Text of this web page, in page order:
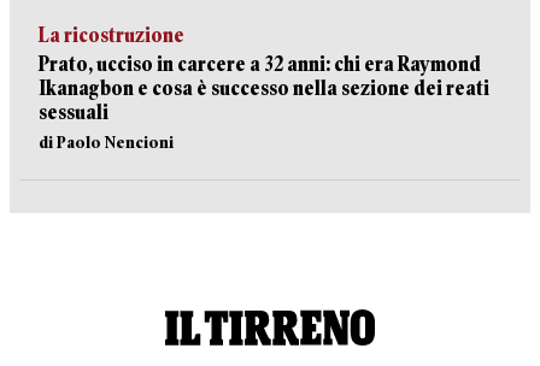
La ricostruzione
Prato, ucciso in carcere a 32 anni: chi era Raymond
Ikanagbon e cosa è successo nella sezione dei reati
sessuali
di Paolo Nencioni